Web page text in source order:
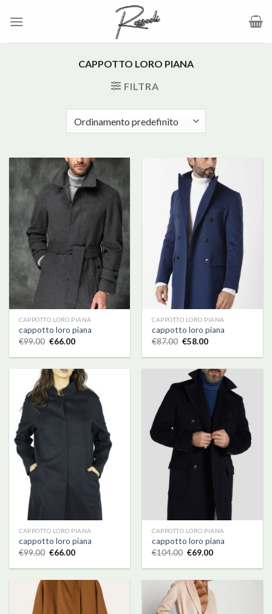
CAPPOTTO LORO PIANA
FILTRA
CAPPOTTO LORO PIANA
cappotto loro piana
€99.00 €66.00
CAPPOTTO LORO PIANA
cappotto loro piana
€87.00 €58.00
CAPPOTTO LORO PIANA
cappotto loro piana
€99.00 €66.00
CAPPOTTO LORO PIANA
cappotto loro piana
€104.00 €69.00